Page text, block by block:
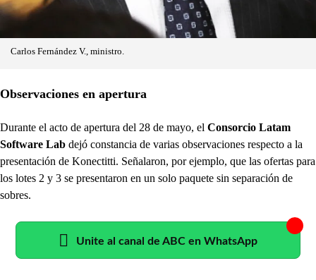
Carlos Fernández V., ministro.
Observaciones en apertura
Durante el acto de apertura del 28 de mayo, el Consorcio Latam
Software Lab dejó constancia de varias observaciones respecto a la
presentación de Konectitti. Señalaron, por ejemplo, que las ofertas para
los lotes 2 y 3 se presentaron en un solo paquete sin separación de
sobres.
Unite al canal de ABC en WhatsApp